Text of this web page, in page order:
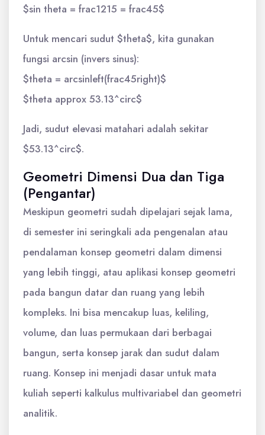
$sin theta = frac1215 = frac45$
Untuk mencari sudut $theta$, kita gunakan
fungsi arcsin (invers sinus):
$theta = arcsinleft(frac45right)$
$theta approx 53.13^circ$
Jadi, sudut elevasi matahari adalah sekitar
$53.13^circ$.
Geometri Dimensi Dua dan Tiga
(Pengantar)
Meskipun geometri sudah dipelajari sejak lama,
di semester ini seringkali ada pengenalan atau
pendalaman konsep geometri dalam dimensi
yang lebih tinggi, atau aplikasi konsep geometri
pada bangun datar dan ruang yang lebih
kompleks. Ini bisa mencakup luas, keliling,
volume, dan luas permukaan dari berbagai
bangun, serta konsep jarak dan sudut dalam
ruang. Konsep ini menjadi dasar untuk mata
kuliah seperti kalkulus multivariabel dan geometri
analitik.